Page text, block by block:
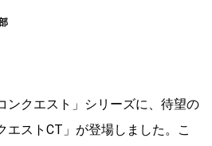
ンクエスト」シリーズに、待望の
エストCT」が登場しました。こ